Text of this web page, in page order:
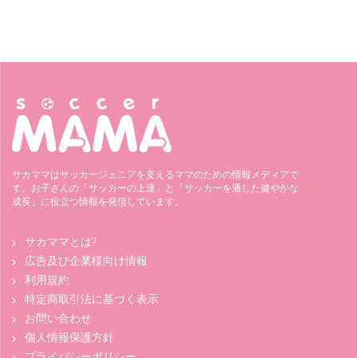
サカママはサッカージュニアを支えるママのための情報メディアで
す。お子さんの「サッカーの上達」と「サッカーを通した健やかな
成長」に役立つ情報を発信しています。
サカママとは?
広告及び企業様向け情報
利用規約
特定商取引法に基づく表示
お問い合わせ
個人情報保護方針